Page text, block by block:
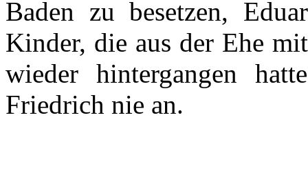
Baden zu besetzen,
Kinder, die aus der Ehe mit
wieder
hintergangen hatte
Friedrich nie an.